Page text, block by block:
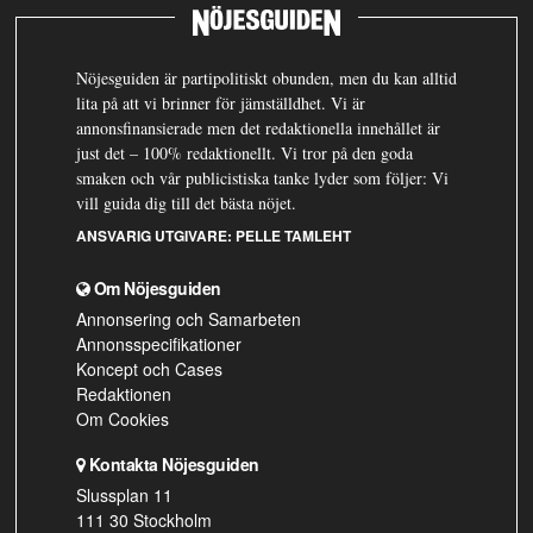
Nöjesguiden är partipolitiskt obunden, men du kan alltid
lita på att vi brinner för jämställdhet. Vi är
annonsfinansierade men det redaktionella innehållet är
just det – 100% redaktionellt. Vi tror på den goda
smaken och vår publicistiska tanke lyder som följer: Vi
vill guida dig till det bästa nöjet.
ANSVARIG UTGIVARE: PELLE TAMLEHT
Om Nöjesguiden
Annonsering och Samarbeten
Annonsspecifikationer
Koncept och Cases
Redaktionen
Om Cookies
Kontakta Nöjesguiden
Slussplan 11
111 30 Stockholm